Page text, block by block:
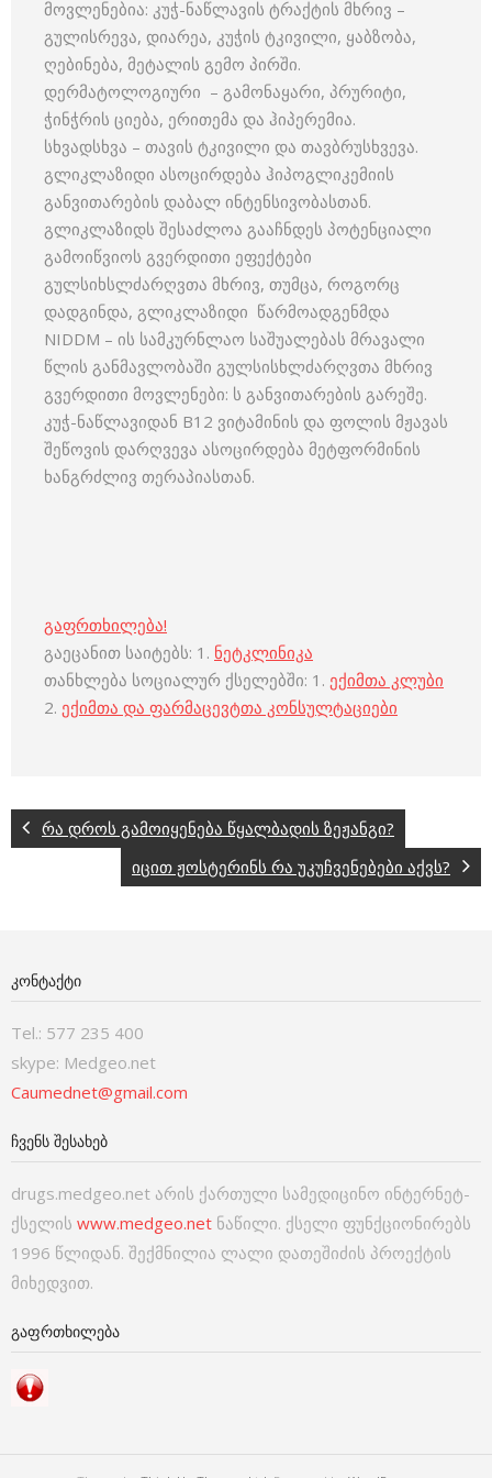
მოვლენებია: კუჭ-ნაწლავის ტრაქტის მხრივ –
გულისრევა, დიარეა, კუჭის ტკივილი, ყაბზობა,
ღებინება, მეტალის გემო პირში.
დერმატოლოგიური – გამონაყარი, პრურიტი,
ჭინჭრის ციება, ერითემა და ჰიპერემია.
სხვადსხვა – თავის ტკივილი და თავბრუსხვევა.
გლიკლაზიდი ასოცირდება ჰიპოგლიკემიის
განვითარების დაბალ ინტენსივობასთან.
გლიკლაზიდს შესაძლოა გააჩნდეს პოტენციალი
გამოიწვიოს გვერდითი ეფექტები
გულსიხსლძარღვთა მხრივ, თუმცა, როგორც
დადგინდა, გლიკლაზიდი წარმოადგენმდა
NIDDM – ის სამკურნლაო საშუალებას მრავალი
წლის განმავლობაში გულსისხლძარღვთა მხრივ
გვერდითი მოვლენები: ს განვითარების გარეშე.
კუჭ-ნაწლავიდან B12 ვიტამინის და ფოლის მჟავას
შეწოვის დარღვევა ასოცირდება მეტფორმინის
ხანგრძლივ თერაპიასთან.
გაფრთხილება!
გაეცანით საიტებს: 1. ნეტკლინიკა
თანხლება სოციალურ ქსელებში: 1. ექიმთა კლუბი
2. ექიმთა და ფარმაცევტთა კონსულტაციები
რა დროს გამოიყენება წყალბადის ზეჟანგი?
იცით ჟოსტერინს რა უკუჩვენებები აქვს?
ᲙᲝᲜᲢᲐᲥᲢᲘ
Tel.: 577 235 400
skype: Medgeo.net
Caumednet@gmail.com
ᲩᲕᲔᲜᲡ ᲨᲔᲡᲐᲮᲔᲑ
drugs.medgeo.net არის ქართული სამედიცინო ინტერნეტ-
ქსელის www.medgeo.net ნაწილი. ქსელი ფუნქციონირებს
1996 წლიდან. შექმნილია ლალი დათეშიძის პროექტის
მიხედვით.
ᲒᲐᲤᲠᲗᲮᲘᲚᲔᲑᲐ